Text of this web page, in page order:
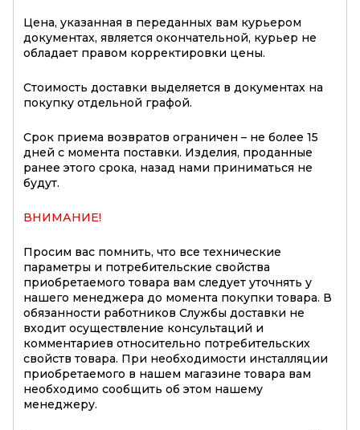
Цена, указанная в переданных вам курьером
документах, является окончательной, курьер не
обладает правом корректировки цены.
Стоимость доставки выделяется в документах на
покупку отдельной графой.
Срок приема возвратов ограничен – не более 15
дней с момента поставки. Изделия, проданные
ранее этого срока, назад нами приниматься не
будут.
ВНИМАНИЕ!
Просим вас помнить, что все технические
параметры и потребительские свойства
приобретаемого товара вам следует уточнять у
нашего менеджера до момента покупки товара. В
обязанности работников Службы доставки не
входит осуществление консультаций и
комментариев относительно потребительских
свойств товара. При необходимости инсталляции
приобретаемого в нашем магазине товара вам
необходимо сообщить об этом нашему
менеджеру.